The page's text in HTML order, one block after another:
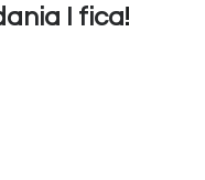
I fica!